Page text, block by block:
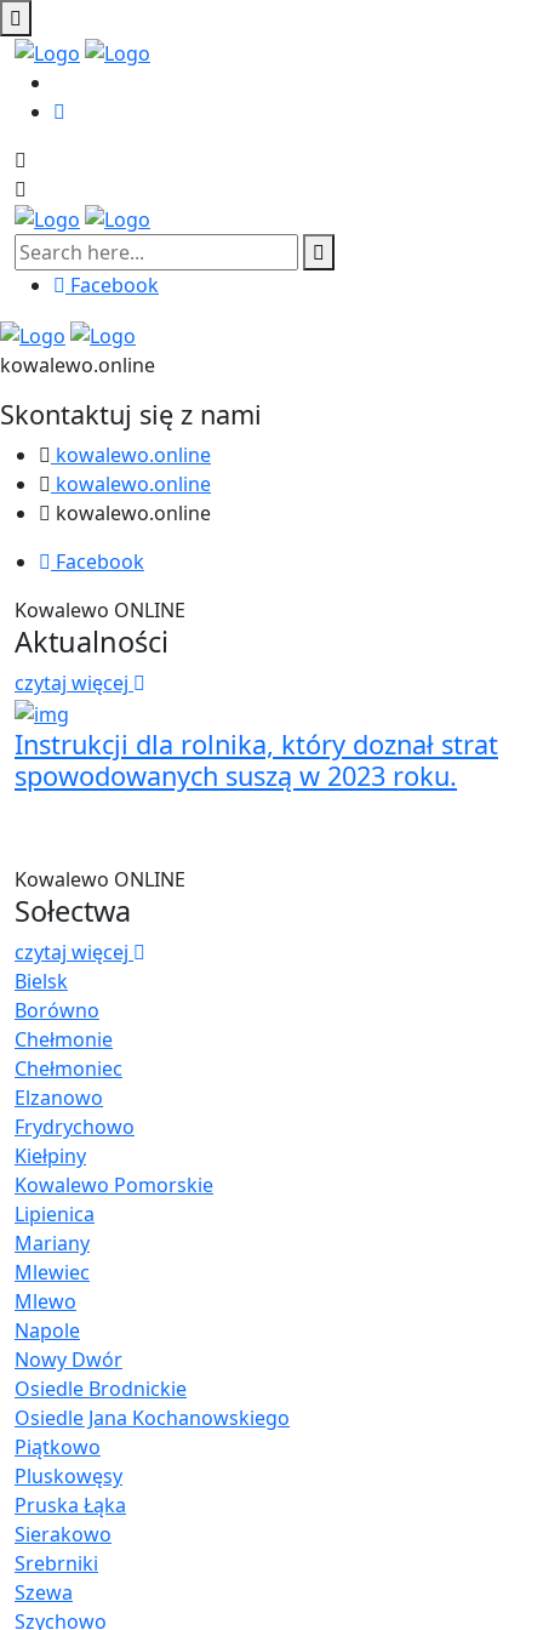
Facebook
kowalewo.online
Skontaktuj się z nami
kowalewo.online
kowalewo.online
kowalewo.online
Facebook
Kowalewo ONLINE
Aktualności
czytaj więcej
Instrukcji dla rolnika, który doznał strat
spowodowanych suszą w 2023 roku.
Kowalewo ONLINE
Sołectwa
czytaj więcej
Bielsk
Borówno
Chełmonie
Chełmoniec
Elzanowo
Frydrychowo
Kiełpiny
Kowalewo Pomorskie
Lipienica
Mariany
Mlewiec
Mlewo
Napole
Nowy Dwór
Osiedle Brodnickie
Osiedle Jana Kochanowskiego
Piątkowo
Pluskowęsy
Pruska Łąka
Sierakowo
Srebrniki
Szewa
Szychowo